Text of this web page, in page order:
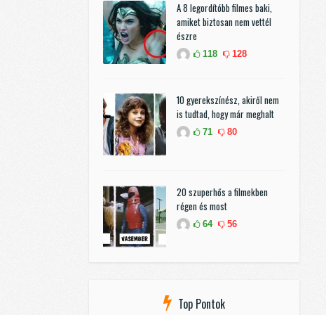
A 8 legordítóbb filmes baki,
amiket biztosan nem vettél
észre
118 128
10 gyerekszínész, akiről nem
is tudtad, hogy már meghalt
71 80
20 szuperhős a filmekben
régen és most
64 56
Top Pontok